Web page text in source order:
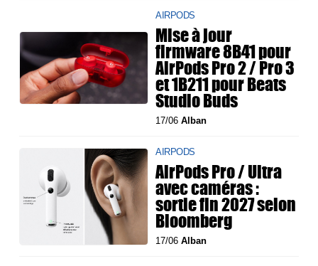
AIRPODS
Mise à jour
firmware 8B41 pour
AirPods Pro 2 / Pro 3
et 1B211 pour Beats
Studio Buds
17/06Alban
AIRPODS
AirPods Pro / Ultra
avec caméras :
sortie fin 2027 selon
Bloomberg
17/06Alban